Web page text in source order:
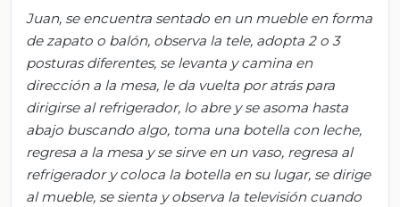
Juan, se encuentra sentado en un mueble en forma
de zapato o balón, observa la tele, adopta 2 o 3
posturas diferentes, se levanta y camina en
dirección a la mesa, le da vuelta por atrás para
dirigirse al refrigerador, lo abre y se asoma hasta
abajo buscando algo, toma una botella con leche,
regresa a la mesa y se sirve en un vaso, regresa al
refrigerador y coloca la botella en su lugar, se dirige
al mueble, se sienta y observa la televisión cuando